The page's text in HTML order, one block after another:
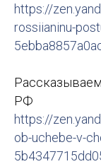
https://
rossiianinu-
РФ
https://
ob-uchebe-v-